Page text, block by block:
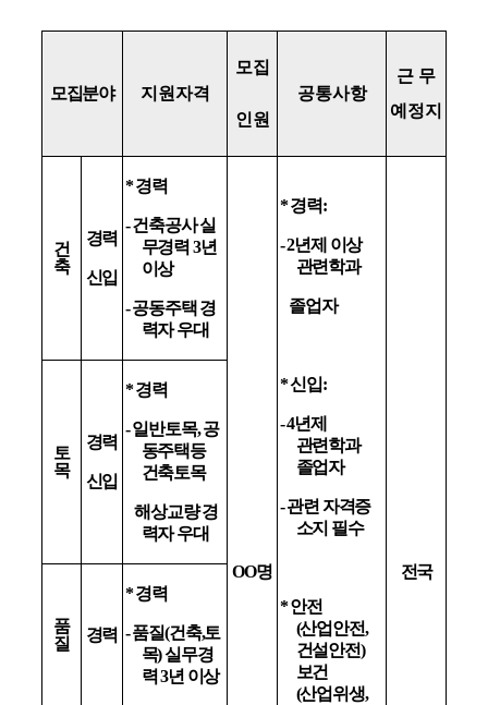
모집분야 지원자격
모집
인원
공통사항
근 무
예정지
건
축
경력
신입
*경력
-건축공사 실
무경력 3년
이상
-공동주택 경
력자 우대
OO명
*경력:
- 2년제 이상
관련학과
졸업자
*신입:
- 4년제
관련학과
졸업자
-관련 자격증
소지 필수
*안전
(산업안전,
건설안전)
보건
(산업위생,
전국
토
목
경력
신입
*경력
-일반토목,공
동주택등
건축토목
해상교량 경
력자 우대
품
질
경력
*경력
-품질(건축,토
목)실무경
력3년 이상